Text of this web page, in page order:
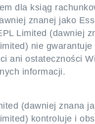
dla ksiąg
znanej jako
Limited (dawniej
nie gwarantuje
ani ostateczności
informacji.
(dawniej znana
kontroluje i